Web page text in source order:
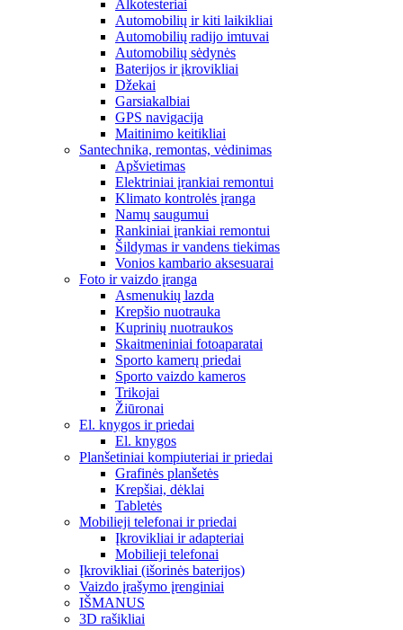
Alkotesteriai
Automobilių ir kiti laikikliai
Automobilių radijo imtuvai
Automobilių sėdynės
Baterijos ir įkrovikliai
Džekai
Garsiakalbiai
GPS navigacija
Maitinimo keitikliai
Santechnika, remontas, vėdinimas
Apšvietimas
Elektriniai įrankiai remontui
Klimato kontrolės įranga
Namų saugumui
Rankiniai įrankiai remontui
Šildymas ir vandens tiekimas
Vonios kambario aksesuarai
Foto ir vaizdo įranga
Asmenukių lazda
Krepšio nuotrauka
Kuprinių nuotraukos
Skaitmeniniai fotoaparatai
Sporto kamerų priedai
Sporto vaizdo kameros
Trikojai
Žiūronai
El. knygos ir priedai
El. knygos
Planšetiniai kompiuteriai ir priedai
Grafinės planšetės
Krepšiai, dėklai
Tabletės
Mobilieji telefonai ir priedai
Įkrovikliai ir adapteriai
Mobilieji telefonai
Įkrovikliai (išorinės baterijos)
Vaizdo įrašymo įrenginiai
IŠMANUS
3D rašikliai